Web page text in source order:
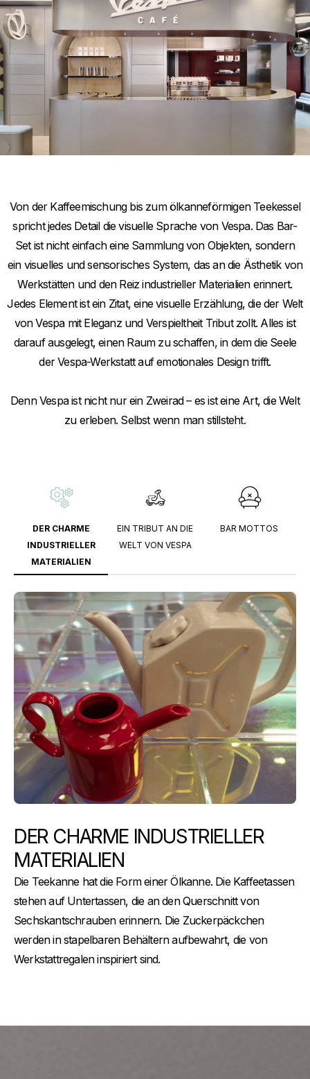
Item
Item
Von der Kaffeemischung bis zum ölkanneförmigen Teekessel
spricht jedes Detail die visuelle Sprache von Vespa. Das Bar-
Set ist nicht einfach eine Sammlung von Objekten, sondern
ein visuelles und sensorisches System, das an die Ästhetik von
Werkstätten und den Reiz industrieller Materialien erinnert.
Jedes Element ist ein Zitat, eine visuelle Erzählung, die der Welt
von Vespa mit Eleganz und Verspieltheit Tribut zollt. Alles ist
darauf ausgelegt, einen Raum zu schaffen, in dem die Seele
der Vespa-Werkstatt auf emotionales Design trifft.
Denn Vespa ist nicht nur ein Zweirad – es ist eine Art, die Welt
zu erleben. Selbst wenn man stillsteht.
DER CHARME
INDUSTRIELLER
MATERIALIEN
EIN TRIBUT AN DIE
WELT VON VESPA
BAR MOTTOS
DER CHARME INDUSTRIELLER
MATERIALIEN
Die Teekanne hat die Form einer Ölkanne. Die Kaffeetassen
stehen auf Untertassen, die an den Querschnitt von
Sechskantschrauben erinnern. Die Zuckerpäckchen
werden in stapelbaren Behältern aufbewahrt, die von
Werkstattregalen inspiriert sind.